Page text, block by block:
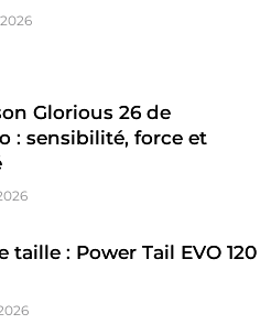
Glorious 26 de
: sensibilité, force et
taille : Power Tail EVO 120